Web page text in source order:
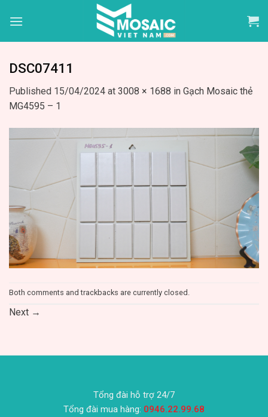
DSC07411
Published 15/04/2024 at 3008 × 1688 in Gạch Mosaic thẻ
MG4595 – 1
Both comments and trackbacks are currently closed.
Next →
Tổng đài hỗ trợ 24/7
Tổng đài mua hàng: 0946.22.99.68